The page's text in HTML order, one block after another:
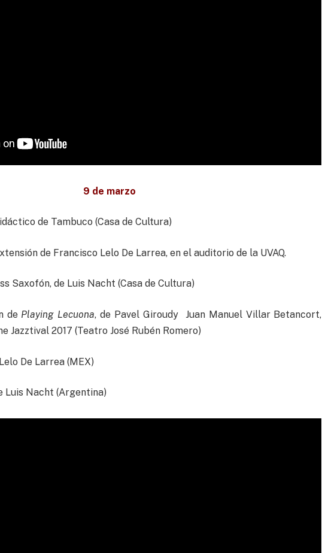
9 de marzo
de Tambuco (Casa de Cultura)
de Francisco Lelo De Larrea, en el auditorio de la UVAQ.
Saxofón, de Luis Nacht (Casa de Cultura)
dePlaying Lecuona, de Pavel Giroudy Juan Manuel Villar Betancort,
Jazztival 2017 (Teatro José Rubén Romero)
De Larrea (MEX)
Luis Nacht (Argentina)